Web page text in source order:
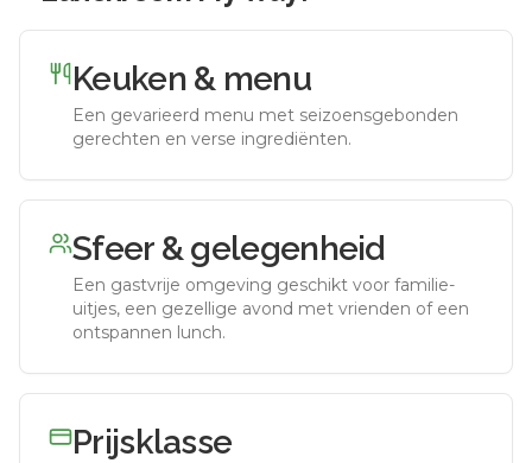
Keuken & menu
Een gevarieerd menu met seizoensgebonden
gerechten en verse ingrediënten.
Sfeer & gelegenheid
Een gastvrije omgeving geschikt voor familie-
uitjes, een gezellige avond met vrienden of een
ontspannen lunch.
Prijsklasse